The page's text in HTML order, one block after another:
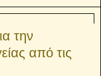
την
από τις